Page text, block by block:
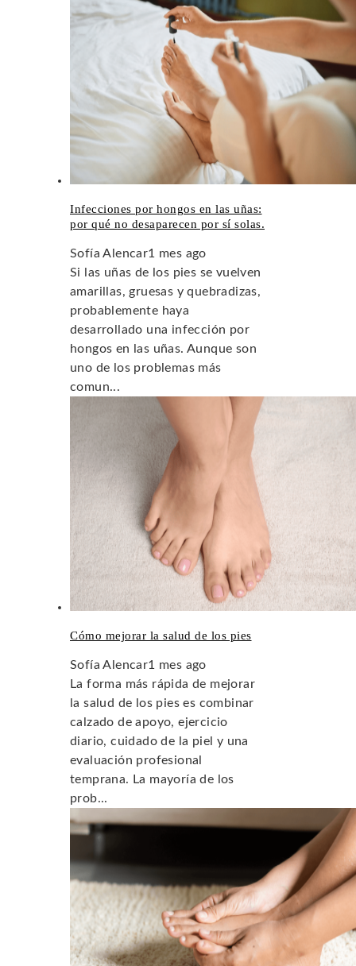
Infecciones por hongos en las uñas:
por qué no desaparecen por sí solas.
Sofía Alencar1 mes ago
Si las uñas de los pies se vuelven
amarillas, gruesas y quebradizas,
probablemente haya
desarrollado una infección por
hongos en las uñas. Aunque son
uno de los problemas más
comun...
Cómo mejorar la salud de los pies
Sofía Alencar1 mes ago
La forma más rápida de mejorar
la salud de los pies es combinar
calzado de apoyo, ejercicio
diario, cuidado de la piel y una
evaluación profesional
temprana. La mayoría de los
prob...